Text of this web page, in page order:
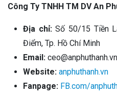
Công Ty TNHH TM DV An
Địa chỉ:Số 50/15 Tiền
Điểm, Tp. Hồ Chí Minh
Email: ceo@anphuthanh.vn
Website: anphuthanh.vn
Fanpage: FB.com/